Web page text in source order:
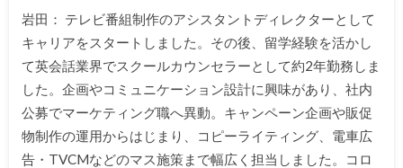
岩田： テレビ番組制作のアシスタントディレクターとして
キャリアをスタートしました。その後、留学経験を活かし
て英会話業界でスクールカウンセラーとして約2年勤務しま
した。企画やコミュニケーション設計に興味があり、社内
公募でマーケティング職へ異動。キャンペーン企画や販促
物制作の運用からはじまり、コピーライティング、電車広
告・TVCMなどのマス施策まで幅広く担当しました。コロ